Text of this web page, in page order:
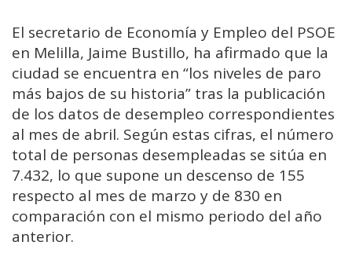
El secretario de Economía y Empleo del PSOE
en Melilla, Jaime Bustillo, ha afirmado que la
ciudad se encuentra en “los niveles de paro
más bajos de su historia” tras la publicación
de los datos de desempleo correspondientes
al mes de abril. Según estas cifras, el número
total de personas desempleadas se sitúa en
7.432, lo que supone un descenso de 155
respecto al mes de marzo y de 830 en
comparación con el mismo periodo del año
anterior.